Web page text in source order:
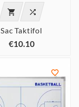
 
Sac Taktifol
€10.10
